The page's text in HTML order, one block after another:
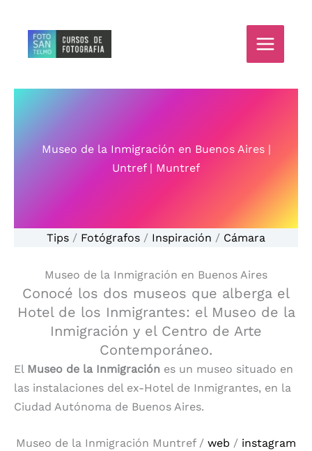
contenido
Museo de la Inmigración en Buenos Aires |
Untref | Muntref
Tips / Fotógrafos / Inspiración / Cámara
Museo de la Inmigración en Buenos Aires
Conocé los dos museos que alberga el
Hotel de los Inmigrantes: el Museo de la
Inmigración y el Centro de Arte
Contemporáneo.
El Museo de la Inmigración es un museo situado en
las instalaciones del ex-Hotel de Inmigrantes, en la
Ciudad Autónoma de Buenos Aires.
Museo de la Inmigración Muntref / web / instagram